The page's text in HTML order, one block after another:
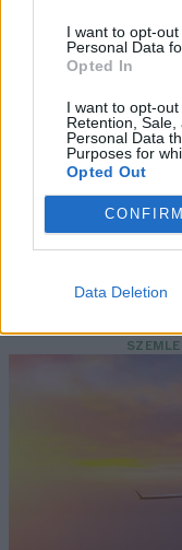
I want to opt-
Personal Data
Opted In
I want to opt-out
Retention,
Personal Data
Purposes for
Opted Out
CONFIRM
Data Deletion
is. A jó idő
ÉLŐ
a
SZEMLE